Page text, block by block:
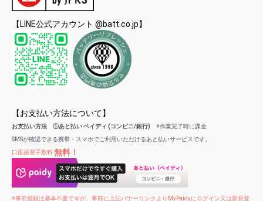
【LINE公式アカウント @batt.co.jp】
【お支払い方法について】
お支払い方法 ①あと払い ペイディ (コンビニ/銀行) ※作業完了時に課金
SMSが確認できる携帯・スマホでご利用いただけるあと払いサービスです。
口座振替手数料無料！
※事前登録は基本不要ですが、事前に上記バナーリンクよりMyPaidyにログイン又は新規登